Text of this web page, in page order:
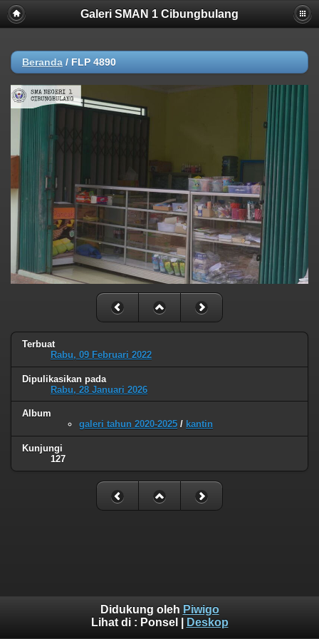
Galeri SMAN 1 Cibungbulang
Beranda / FLP 4890
Terbuat
Rabu, 09 Februari 2022
Dipulikasikan pada
Rabu, 28 Januari 2026
Album
galeri tahun 2020-2025 / kantin
Kunjungi
127
Didukung oleh Piwigo
Lihat di : Ponsel Deskop